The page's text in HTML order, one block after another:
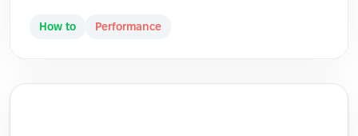
How to Performance